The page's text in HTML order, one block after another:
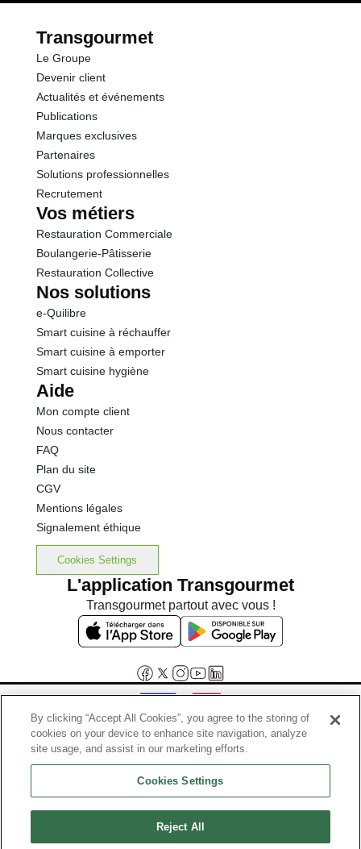
Transgourmet
Le Groupe
Devenir client
Actualités et événements
Publications
Marques exclusives
Partenaires
Solutions professionnelles
Recrutement
Vos métiers
Restauration Commerciale
Boulangerie-Pâtisserie
Restauration Collective
Nos solutions
e-Quilibre
Smart cuisine à réchauffer
Smart cuisine à emporter
Smart cuisine hygiène
Aide
Mon compte client
Nous contacter
FAQ
Plan du site
CGV
Mentions légales
Signalement éthique
Cookies Settings
L'application Transgourmet
Transgourmet partout avec vous !
Interdiction de vente de boissons alcooliques aux mineurs de
moins de 18 ans
La preuve de majorité de l'acheteur est exigée au moment de la vente
Code de la santé publique, Aar.l.3342-1 et l.3353-3
By clicking “Accept All Cookies”, you agree to the storing of
cookies on your device to enhance site navigation, analyze
site usage, and assist in our marketing efforts.
Cookies Settings
Reject All